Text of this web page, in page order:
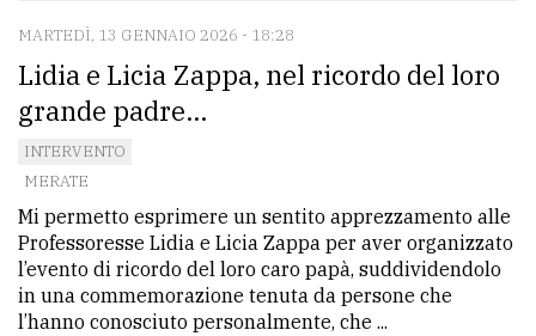
MARTEDÌ, 13 GENNAIO 2026 - 18:28
Lidia e Licia Zappa, nel ricordo del loro
grande padre...
INTERVENTO
MERATE
Mi permetto esprimere un sentito apprezzamento alle
Professoresse Lidia e Licia Zappa per aver organizzato
l’evento di ricordo del loro caro papà, suddividendolo
in una commemorazione tenuta da persone che
l’hanno conosciuto personalmente, che ...